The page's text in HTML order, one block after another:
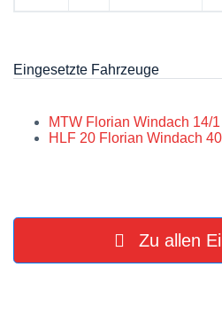
Eingesetzte Fahrzeuge
MTW Florian Windach 14/1
HLF 20 Florian Windach
Zu allen